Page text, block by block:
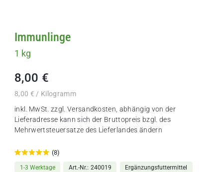
Immunlinge
1 kg
8,00 €
8,00 € / Kilogramm
inkl. MwSt. zzgl. Versandkosten , abhängig von der
Lieferadresse kann sich der Bruttopreis bzgl. des
Mehrwertsteuersatze des Lieferlandes ändern
1-3 Werktage Art.-Nr. 240019 Ergänzungsfuttermittel
(8)